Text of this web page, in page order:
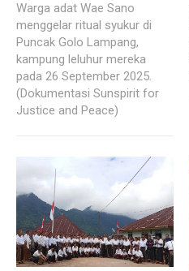
Warga adat Wae Sano
menggelar ritual syukur di
Puncak Golo Lampang,
kampung leluhur mereka
pada 26 September 2025.
(Dokumentasi Sunspirit for
Justice and Peace)